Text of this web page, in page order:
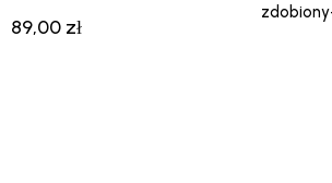
89,00 zł